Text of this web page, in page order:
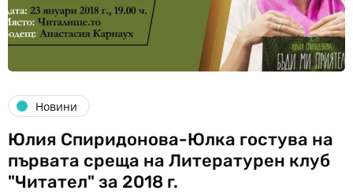
Новини
Юлия Спиридонова-Юлка гостува на
първата среща на Литературен клуб
"Читател" за 2018 г.